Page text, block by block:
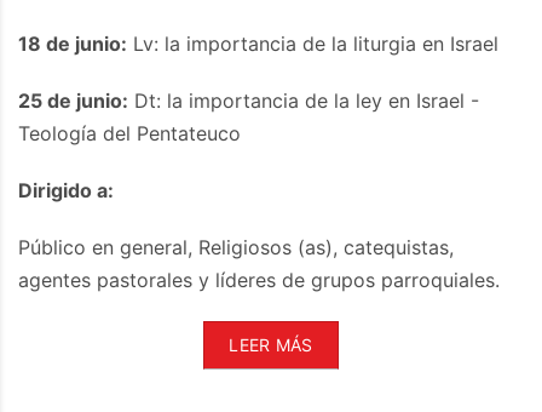
18 de junio: Lv: la importancia de la liturgia en Israel
25 de junio: Dt: la importancia de la ley en Israel -
Teología del Pentateuco
Dirigido a:
Público en general, Religiosos (as), catequistas,
agentes pastorales y líderes de grupos parroquiales.
LEER MÁS